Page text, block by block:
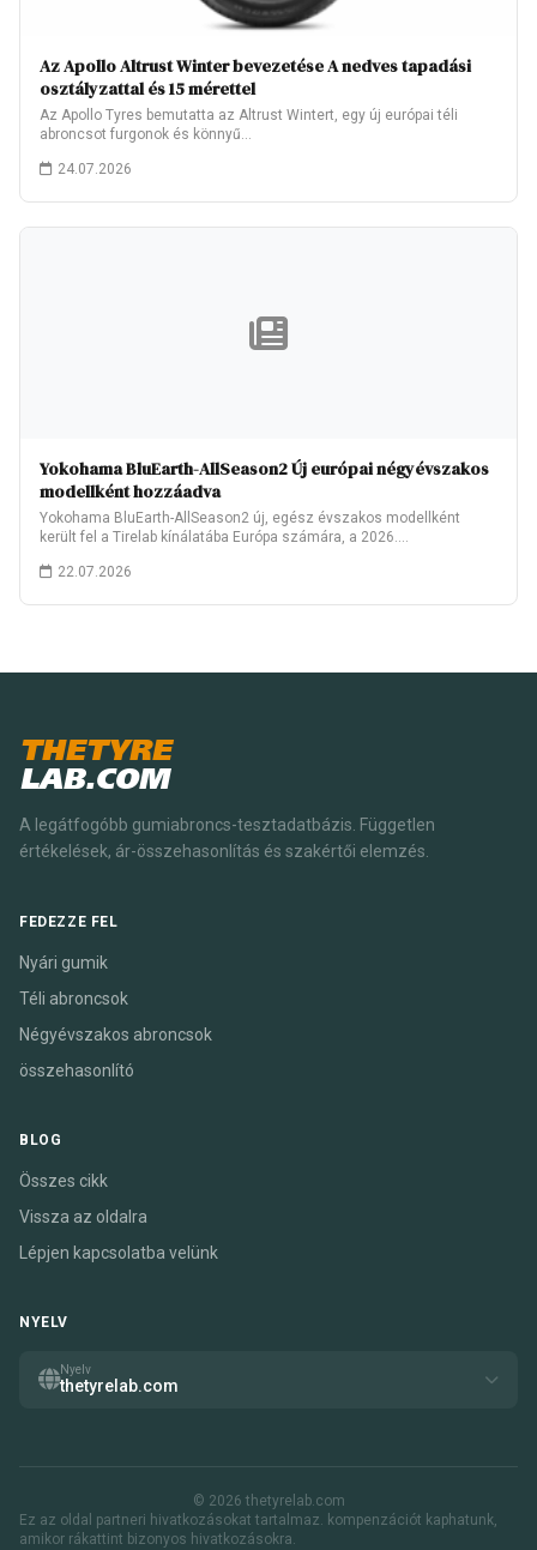
Az Apollo Altrust Winter bevezetése A nedves tapadási
osztályzattal és 15 mérettel
Az Apollo Tyres bemutatta az Altrust Wintert, egy új európai téli
abroncsot furgonok és könnyű…
24.07.2026
Yokohama BluEarth-AllSeason2 Új európai négyévszakos
modellként hozzáadva
Yokohama BluEarth-AllSeason2 új, egész évszakos modellként
került fel a Tirelab kínálatába Európa számára, a 2026.…
22.07.2026
THETYRE
LAB.COM
A legátfogóbb gumiabroncs-tesztadatbázis. Független
értékelések, ár-összehasonlítás és szakértői elemzés.
FEDEZZE FEL
Nyári gumik
Téli abroncsok
Négyévszakos abroncsok
összehasonlító
BLOG
Összes cikk
Vissza az oldalra
Lépjen kapcsolatba velünk
NYELV
Nyelv
thetyrelab.com
© 2026 thetyrelab.com
Ez az oldal partneri hivatkozásokat tartalmaz. kompenzációt kaphatunk,
amikor rákattint bizonyos hivatkozásokra.